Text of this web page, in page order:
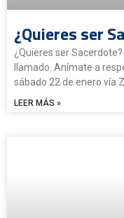
¿Quieres ser
¿Quieres ser
llamado. Anímate a
sábado 22 de enero vía
LEER MÁS »